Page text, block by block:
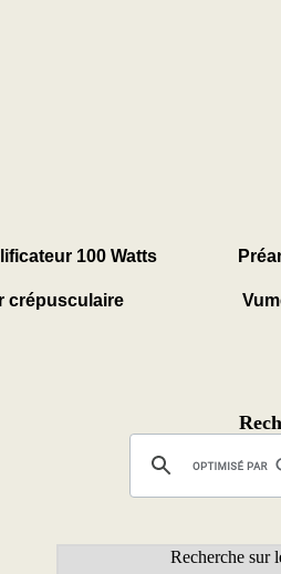
100 Watts
crépusculaire
Recherche sur